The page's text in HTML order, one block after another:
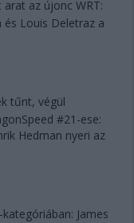
az újonc WRT:
és Louis Deletraz a
tűnt, végül
#21-ese:
Hedman nyeri az
James